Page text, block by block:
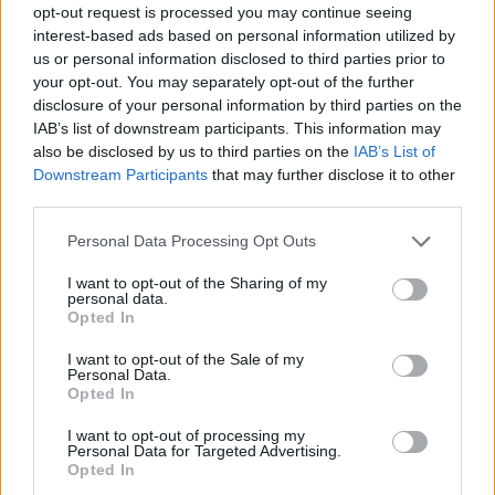
opt-out request is processed you may continue seeing
interest-based ads based on personal information utilized by
us or personal information disclosed to third parties prior to
your opt-out. You may separately opt-out of the further
disclosure of your personal information by third parties on the
IAB’s list of downstream participants. This information may
also be disclosed by us to third parties on the IAB’s List of
Downstream Participants that may further disclose it to other
Personal Data Processing Opt Outs
I want to opt-out of the Sharing of my
personal data.
Opted In
I want to opt-out of the Sale of my
Personal Data.
Opted In
I want to opt-out of processing my
Personal Data for Targeted Advertising.
Opted In
procházíme a za zdánlivě minimální ceny odnášíme věci, které se
nám líbí, stačí se jen podívat na náš vztah například ke zvířatům.
Není mnoho těch, co si uvědomují skutečnou cenu masa, které
každý musí bezpodmínečně mít k večeři na stole, kolik utrpení je
způsobeno, než si svůj oblíbený hovězí gulášek dáme. Opět je to o
našem přístupu, kdy neradi přemýšlíme nad důsledky našeho
konání, našeho žití.
Vážení, obracím se na Vás, asi jako mnoho lidí přede mnou, s
zase zničit kus zelené Prahy" řekl by Švejk. A já bych to doplnila:
zničit kus zeleně na Skalce, Praha 10-Strašnice. A proč? Protože
společnostTesco
hrozivě, nazvali to Obchodní zařízení P + R Skalka II Praha 10-
Strašnice.
Jiří Řehounek: Jsou zoologické zahrady skutečně
nepotřebné?